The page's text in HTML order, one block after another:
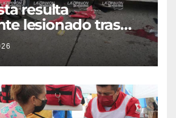
resulta
lesionado tras
la colonia Ricardo